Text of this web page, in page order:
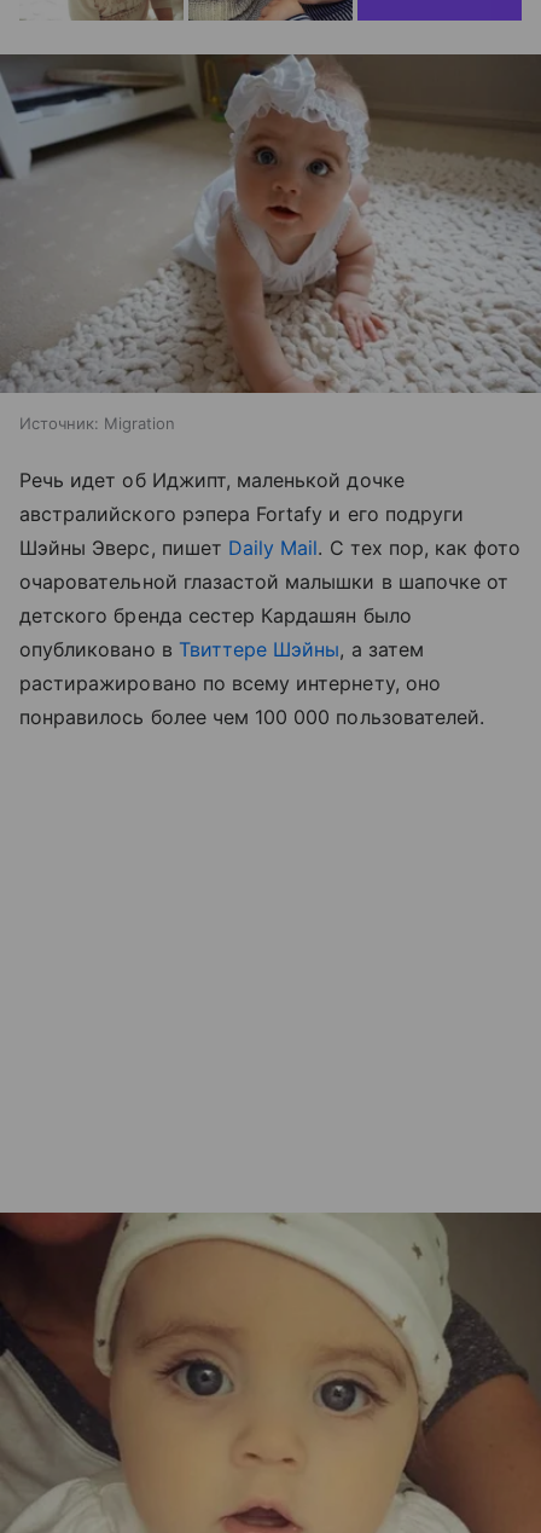
Источник: Migration
Речь идет об Иджипт, маленькой дочке
австралийского рэпера Fortafy и его подруги
Шэйны Эверс, пишет Daily Mail. С тех пор, как фото
очаровательной глазастой малышки в шапочке от
детского бренда сестер Кардашян было
опубликовано в Твиттере Шэйны, а затем
растиражировано по всему интернету, оно
понравилось более чем 100 000 пользователей.